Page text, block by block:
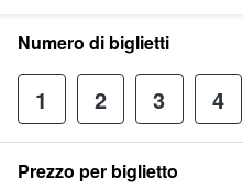
Numero di biglietti
1 2 3 4
Prezzo per biglietto